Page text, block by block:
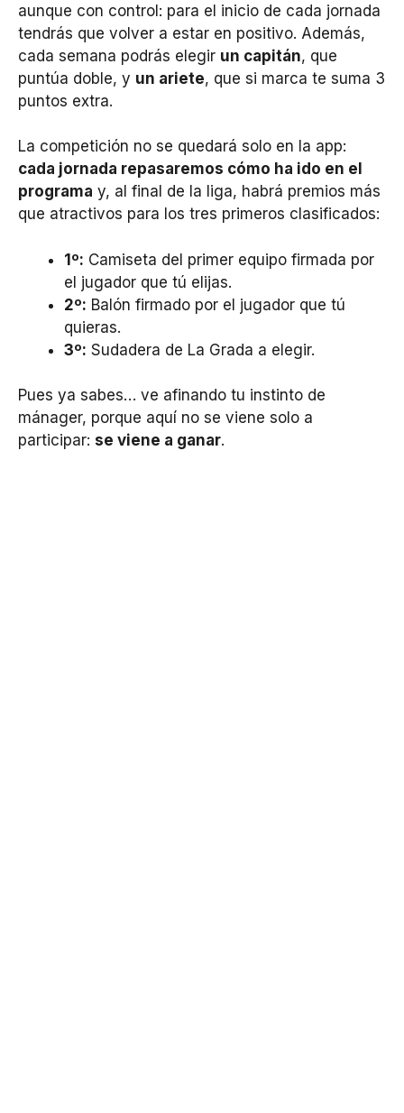
aunque con control: para el inicio de cada jornada
tendrás que volver a estar en positivo. Además,
cada semana podrás elegir un capitán, que
puntúa doble, y un ariete, que si marca te suma 3
puntos extra.
La competición no se quedará solo en la app:
cada jornada repasaremos cómo ha ido en el
programa y, al final de la liga, habrá premios más
que atractivos para los tres primeros clasificados:
1º: Camiseta del primer equipo firmada por
el jugador que tú elijas.
2º: Balón firmado por el jugador que tú
quieras.
3º: Sudadera de La Grada a elegir.
Pues ya sabes… ve afinando tu instinto de
mánager, porque aquí no se viene solo a
participar: se viene a ganar.